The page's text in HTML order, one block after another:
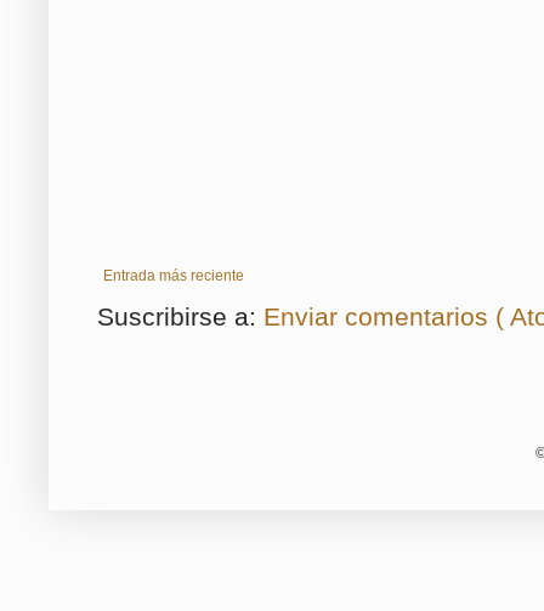
Entrada más reciente
Suscribirse a: Enviar comentarios (